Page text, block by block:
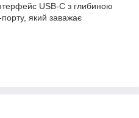
USB-C з глибиною
який заважає